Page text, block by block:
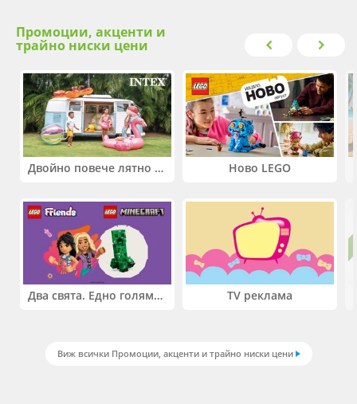
Промоции, акценти и
трайно ниски цени
Двойно повече лятно забавление! Купи 2 продукта INTEX и вземи -33%
Два свята. Едно голямо приключение. Купи 2 продукта LEGO® Friends и/или LEGO® Minecraft и вземи -27%
Ново LEGO
TV реклама
Виж всички Промоции, акценти и трайно ниски цени